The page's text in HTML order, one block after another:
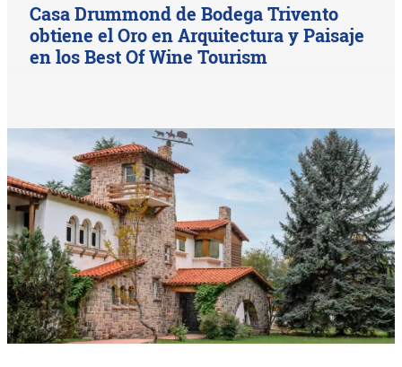
Casa Drummond de Bodega Trivento
obtiene el Oro en Arquitectura y Paisaje
en los Best Of Wine Tourism